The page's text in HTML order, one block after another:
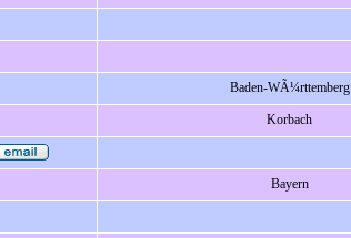
Baden-WÃ¼rttemberg
Korbach
Bayern